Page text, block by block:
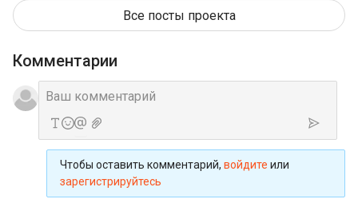
Все посты проекта
Комментарии
Чтобы оставить комментарий, войдите или
зарегистрируйтесь